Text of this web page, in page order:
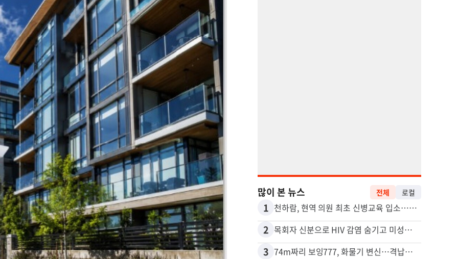
많이 본 뉴스 전체 로컬
1 천하람, 현역 의원 최초 신병교육 입소…논산서 2박3일 생활
2 목회자 신분으로 HIV 감염 숨기고 미성년자와 성관계
3 74m짜리 보잉777, 화물기 변신…격납고서 ‘보물’ 찾는 인천공항